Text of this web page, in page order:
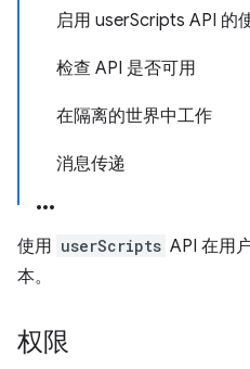
启用 userScripts API 的
检查 API 是否可用
在隔离的世界中工作
消息传递
使用 userScripts API 在用
本。
权限